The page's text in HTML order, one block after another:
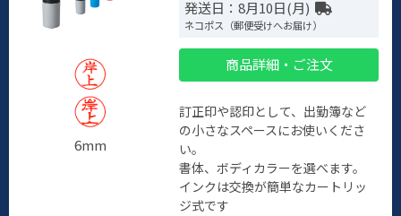
6mm
発送日：8月10日(月)
ネコポス（郵便受けへお届け）
商品詳細・ご注文
訂正印や認印として、出勤簿など
の小さなスペースにお使いくださ
い。
書体、ボディカラーを選べます。
インクは交換が簡単なカートリッ
ジ式です